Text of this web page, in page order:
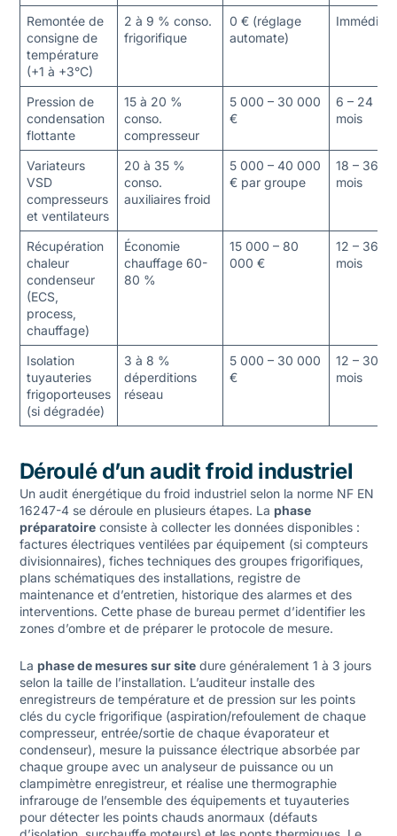
Remontée de
consigne de
température
(+1 à +3°C)
2 à 9 % conso.
frigorifique
0 € (réglage
automate)
Immédiat
Pression de
condensation
flottante
15 à 20 %
conso.
compresseur
5 000 – 30 000
€
6 – 24
mois
Variateurs
VSD
compresseurs
et ventilateurs
20 à 35 %
conso.
auxiliaires froid
5 000 – 40 000
€ par groupe
18 – 36
mois
Récupération
chaleur
condenseur
(ECS,
process,
chauffage)
Économie
chauffage 60-
80 %
15 000 – 80
000 €
12 – 36
mois
Isolation
tuyauteries
frigoporteuses
(si dégradée)
3 à 8 %
déperditions
réseau
5 000 – 30 000
€
12 – 30
mois
Déroulé d’un audit froid industriel
Un audit énergétique du froid industriel selon la norme NF EN
16247-4 se déroule en plusieurs étapes. La phase
préparatoireconsiste à collecter les données disponibles :
factures électriques ventilées par équipement (si compteurs
divisionnaires), fiches techniques des groupes frigorifiques,
plans schématiques des installations, registre de
maintenance et d’entretien, historique des alarmes et des
interventions. Cette phase de bureau permet d’identifier les
zones d’ombre et de préparer le protocole de mesure.
La phase de mesures sur sitedure généralement 1 à 3 jours
selon la taille de l’installation. L’auditeur installe des
enregistreurs de température et de pression sur les points
clés du cycle frigorifique (aspiration/refoulement de chaque
compresseur, entrée/sortie de chaque évaporateur et
condenseur), mesure la puissance électrique absorbée par
chaque groupe avec un analyseur de puissance ou un
clampimètre enregistreur, et réalise une thermographie
infrarouge de l’ensemble des équipements et tuyauteries
pour détecter les points chauds anormaux (défauts